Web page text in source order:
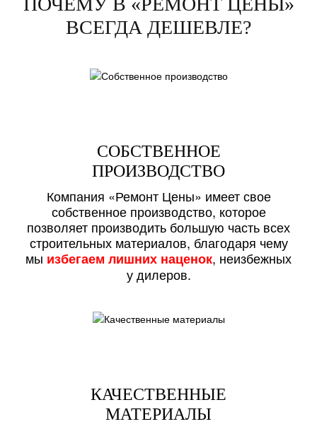
ВСЕГДА ДЕШЕВЛЕ?
СОБСТВЕННОЕ
ПРОИЗВОДСТВО
Компания «Ремонт Цены» имеет свое
собственное производство, которое
позволяет производить большую часть всех
строительных материалов, благодаря чему
мы избегаем лишних наценок, неизбежных
у дилеров.
КАЧЕСТВЕННЫЕ
МАТЕРИАЛЫ